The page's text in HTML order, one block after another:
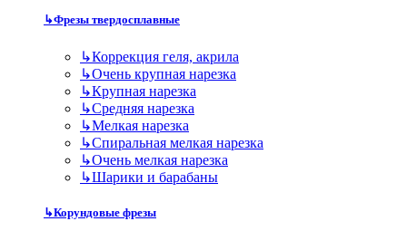
↳Фрезы твердосплавные
↳Коррекция геля, акрила
↳Очень крупная нарезка
↳Крупная нарезка
↳Средняя нарезка
↳Мелкая нарезка
↳Спиральная мелкая нарезка
↳Очень мелкая нарезка
↳Шарики и барабаны
↳Корундовые фрезы